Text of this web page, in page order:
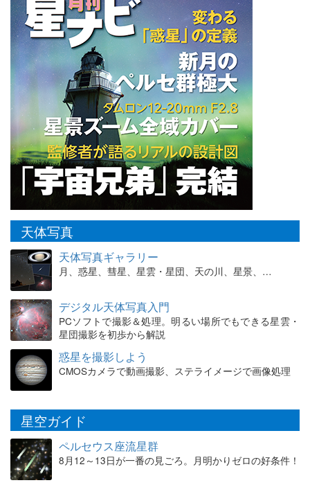
天体写真
天体写真ギャラリー
月、惑星、彗星、星雲・星団、天の川、星景、…
デジタル天体写真入門
PCソフトで撮影＆処理。明るい場所でもできる星雲・
星団撮影を初歩から解説
惑星を撮影しよう
CMOSカメラで動画撮影、ステライメージで画像処理
星空ガイド
ペルセウス座流星群
8月12～13日が一番の見ごろ。月明かりゼロの好条件！